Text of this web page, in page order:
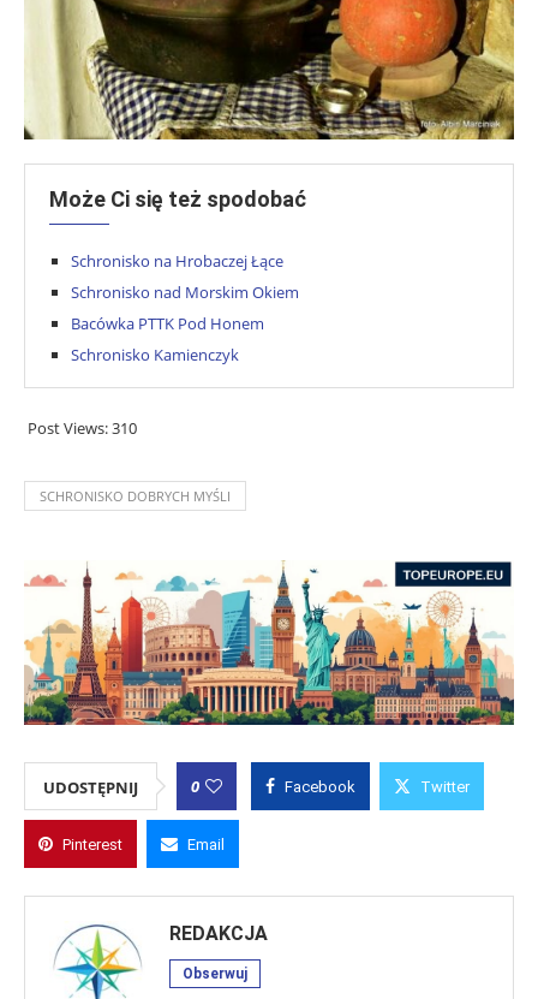
Może Ci się też spodobać
Schronisko na Hrobaczej Łące
Schronisko nad Morskim Okiem
Bacówka PTTK Pod Honem
Schronisko Kamienczyk
Post Views:310
SCHRONISKO DOBRYCH MYŚLI
UDOSTĘPNIJ 0 Facebook Twitter
Pinterest Email
REDAKCJA
Obserwuj